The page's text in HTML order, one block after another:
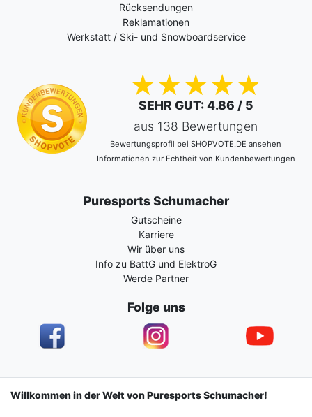
Rücksendungen
Reklamationen
Werkstatt / Ski- und Snowboardservice
SEHR GUT: 4.86 / 5
aus 138 Bewertungen
Bewertungsprofil bei SHOPVOTE.DE ansehen
Informationen zur Echtheit von Kundenbewertungen
Puresports Schumacher
Gutscheine
Karriere
Wir über uns
Info zu BattG und ElektroG
Werde Partner
Folge uns
Impressum Daten­schutz­erklärung AGB
Willkommen in der Welt von Puresports Schumacher!